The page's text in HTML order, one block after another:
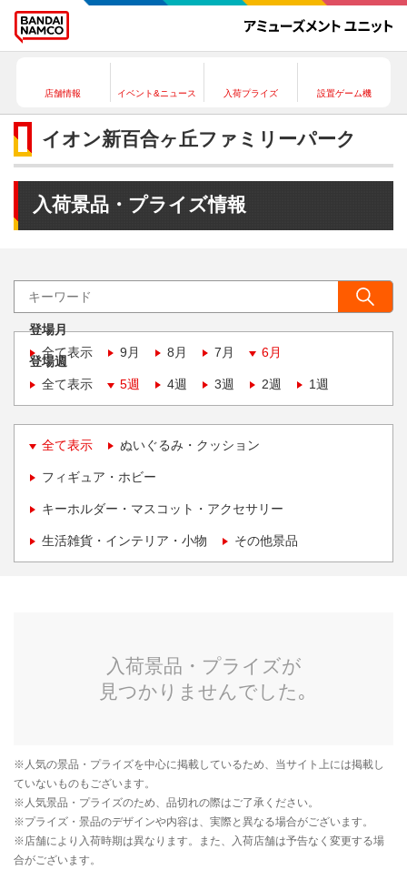
店舗情報 イベント&ニュース 入荷プライズ 設置ゲーム機
イオン新百合ヶ丘ファミリーパーク
入荷景品・プライズ情報
登場月
全て表示
9月 8月 7月 6月
登場週
全て表示
5週 4週 3週 2週 1週
全て表示 ぬいぐるみ・クッション
フィギュア・ホビー
キーホルダー・マスコット・アクセサリー
生活雑貨・インテリア・小物 その他景品